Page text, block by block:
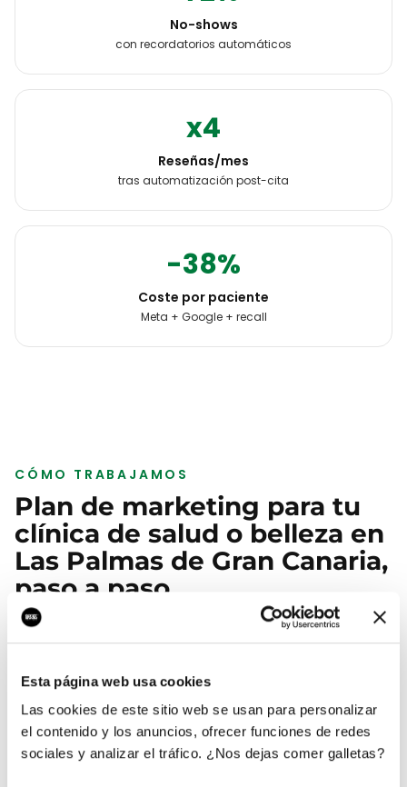
Esta página web usa cookies
Las cookies de este sitio web se usan para personalizar
el contenido y los anuncios, ofrecer funciones de redes
sociales y analizar el tráfico. ¿Nos dejas comer galletas?
No-shows
con recordatorios automáticos
x4
Reseñas/mes
tras automatización post-cita
-38%
Coste por paciente
Meta + Google + recall
CÓMO TRABAJAMOS
Plan de marketing para tu
clínica de salud o belleza en
Las Palmas de Gran Canaria,
paso a paso
01
Auditoría de tu clínica de salud o
belleza en Las Palmas de Gran Canaria
Analizamos tu web, tu Google Business Profile, tus